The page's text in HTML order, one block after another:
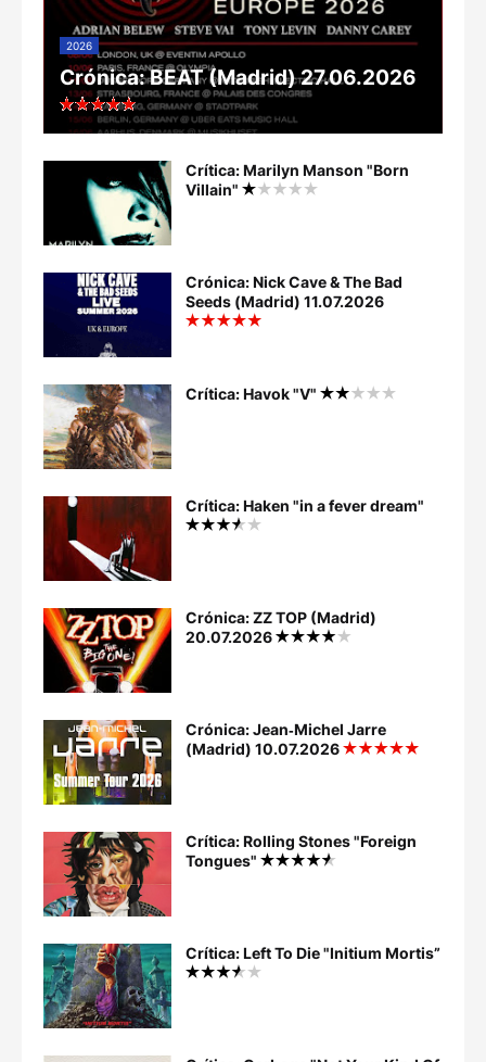
2026
Crónica: BEAT (Madrid) 27.06.2026
Crítica: Marilyn Manson "Born
Villain"
Crónica: Nick Cave & The Bad
Seeds (Madrid) 11.07.2026
Crítica: Havok "V"
Crítica: Haken "in a fever dream"
Crónica: ZZ TOP (Madrid)
20.07.2026
Crónica: Jean‐Michel Jarre
(Madrid) 10.07.2026
Crítica: Rolling Stones "Foreign
Tongues"
Crítica: Left To Die "Initium Mortis”